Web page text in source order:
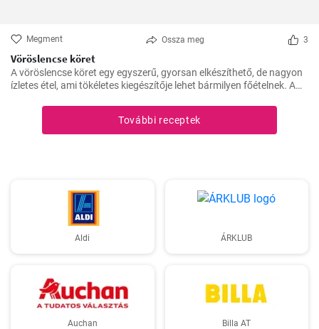
Megment Ossza meg 3
Vöröslencse köret
A vöröslencse köret egy egyszerű, gyorsan elkészíthető, de nagyon
ízletes étel, ami tökéletes kiegészítője lehet bármilyen főételnek. A
diétás ételek közé is.
További receptek
Aldi ÁRKLUB
Auchan Billa AT